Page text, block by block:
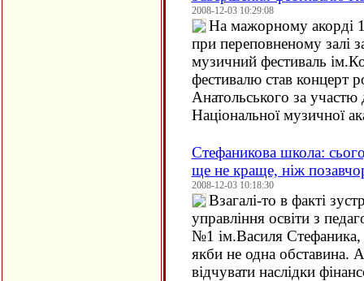
2008-12-03 10:29:08
На мажорному акорді
при переповненому залі
музичний фестиваль
фестивалю став концерт
Анатольського за участю
Національної музичної
Стефаникова школа:
ще не краще, ніж
2008-12-03 10:18:30
Взагалі-то в факті
управління освіти з
№1 ім.Василя Стефаника,
якби не одна обставина.
відчувати наслідки